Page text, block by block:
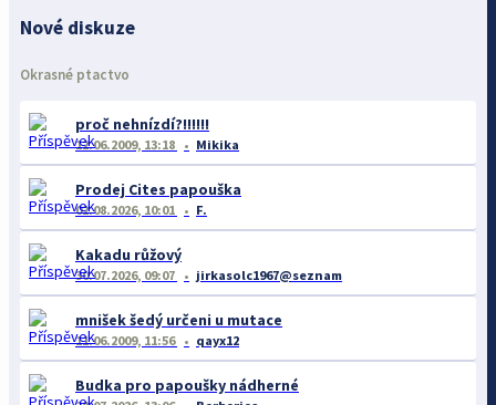
Nové diskuze
Okrasné ptactvo
proč nehnízdí?!!!!!!
12.06.2009, 13:18 Mikika
Prodej Cites papouška
02.08.2026, 10:01 F.
Kakadu růžový
30.07.2026, 09:07 jirkasolc1967@seznam
mnišek šedý určeni u mutace
11.06.2009, 11:56 qayx12
Budka pro papoušky nádherné